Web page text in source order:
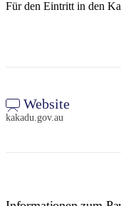
Für den Eintritt in den
Website
kakadu.gov.au